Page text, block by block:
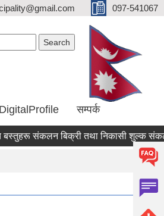
097-541067
DigitalProfile सम्पर्क
संकलन बिक्री तथा निकासी शुल्क संकलन
2